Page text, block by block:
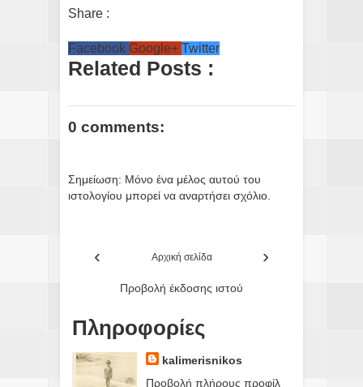
Share :
Facebook Google+ Twitter
Related Posts :
0 comments:
Σημείωση: Μόνο ένα μέλος αυτού του
ιστολογίου μπορεί να αναρτήσει σχόλιο.
‹ ›
Αρχική σελίδα
Προβολή έκδοσης ιστού
Πληροφορίες
kalimerisnikos
Προβολή πλήρους προφίλ